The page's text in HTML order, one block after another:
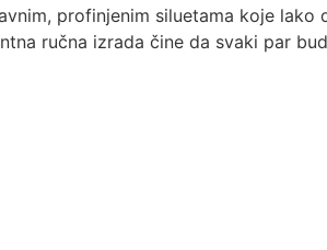
profinjenim siluetama koje lako
ručna izrada čine da svaki par